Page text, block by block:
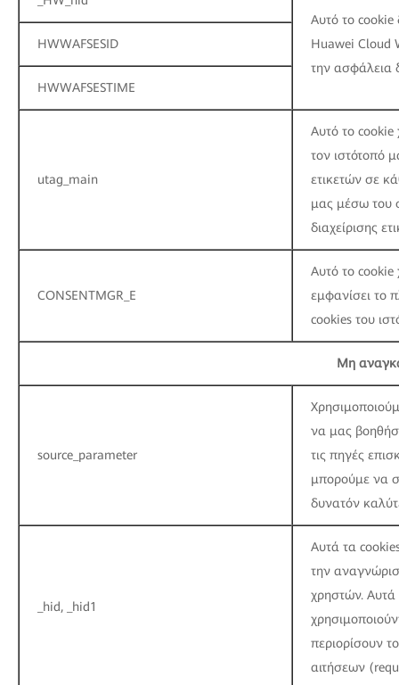
Αυτό το cookie
Huawei Cloud
την ασφάλεια
HWWAFSESID
HWWAFSESTIME
utag_main
Αυτό το cookie
τον ιστότοπό
ετικετών σε
μας μέσω του
διαχείρισης
CONSENTMGR_E
Αυτό το cookie
εμφανίσει το
cookies του
Μη
source_parameter
να μας
τις πηγές
μπορούμε να
δυνατόν
_hid, _hid1
Αυτά τα
την
χρηστών. Αυτά
περιορίσουν
αιτήσεων